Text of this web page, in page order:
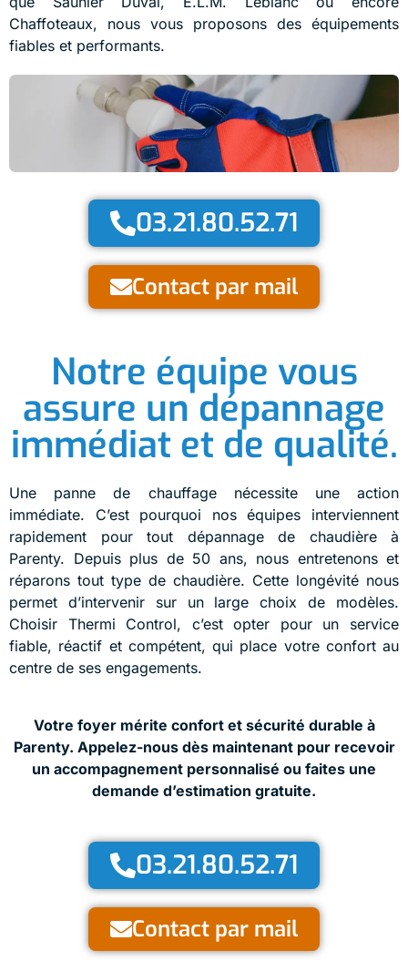
Chaffoteaux, nous vous proposons des équipements
fiables et performants.
03.21.80.52.71
Contact par mail
Notre équipe vous
assure un dépannage
immédiat et de qualité.
Une panne de chauffage nécessite une action
immédiate. C’est pourquoi nos équipes interviennent
rapidement pour tout dépannage de chaudière à
Parenty. Depuis plus de 50 ans, nous entretenons et
réparons tout type de chaudière. Cette longévité nous
permet d’intervenir sur un large choix de modèles.
Choisir Thermi Control, c’est opter pour un service
fiable, réactif et compétent, qui place votre confort au
centre de ses engagements.
Votre foyer mérite confort et sécurité durable à
Parenty. Appelez-nous dès maintenant pour recevoir
un accompagnement personnalisé ou faites une
demande d’estimation gratuite.
03.21.80.52.71
Contact par mail